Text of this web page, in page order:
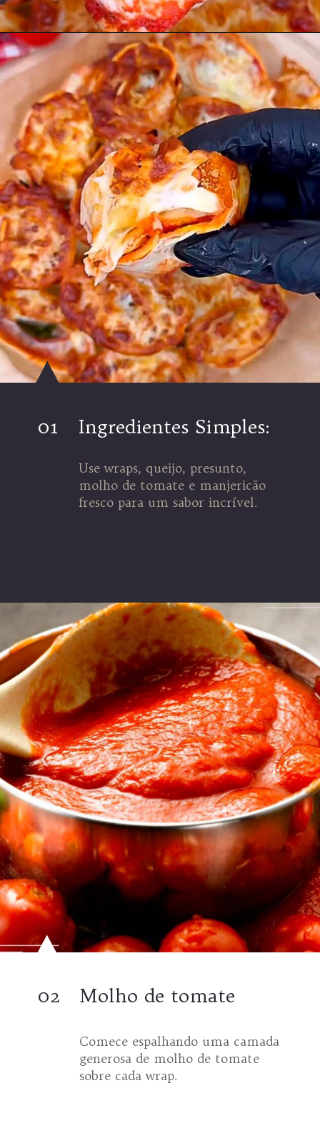
Ingredientes Simples:
01
Use wraps, queijo, presunto,
molho de tomate e manjericão
fresco para um sabor incrível.
Molho de tomate
02
Comece espalhando uma camada
generosa de molho de tomate
sobre cada wrap.